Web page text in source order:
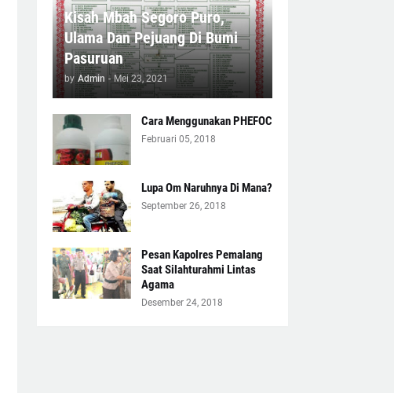
Kisah Mbah Segoro Puro,
Ulama Dan Pejuang Di Bumi
Pasuruan
by Admin - Mei 23, 2021
Cara Menggunakan PHEFOC
Februari 05, 2018
Lupa Om Naruhnya Di Mana?
September 26, 2018
Pesan Kapolres Pemalang
Saat Silahturahmi Lintas
Agama
Desember 24, 2018